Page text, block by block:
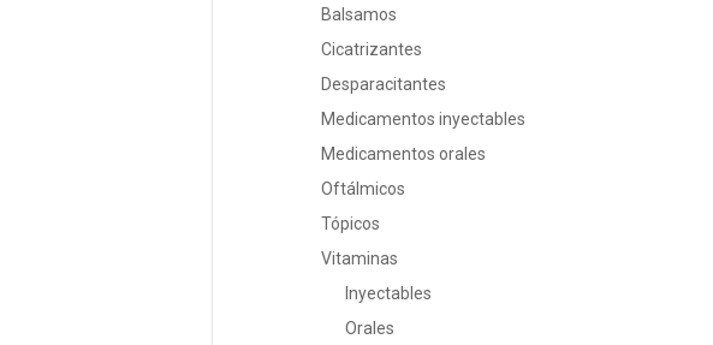
Balsamos
Cicatrizantes
Desparacitantes
Medicamentos inyectables
Medicamentos orales
Oftálmicos
Tópicos
Vitaminas
Inyectables
Orales